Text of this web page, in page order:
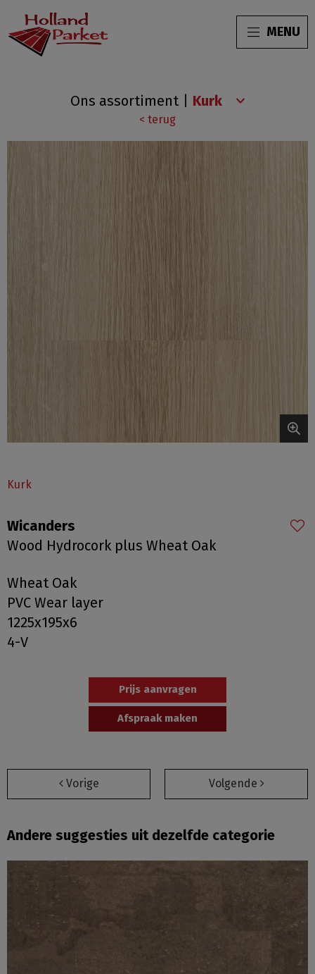
MENU
Wheat
Oak
Ons assortiment
< terug
Kurk
Wicanders
Wood Hydrocork plus Wheat Oak
Wheat Oak
PVC Wear layer
1225x195x6
4-V
Prijs aanvragen
Afspraak maken
Vorige Volgende
Andere suggesties uit dezelfde categorie